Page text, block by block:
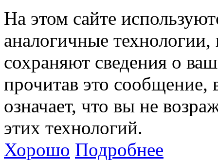
На этом сайте
аналогичные технологии,
сохраняют сведения о
прочитав это сообщение,
означает, что вы не
этих технологий.
Хорошо Подробнее